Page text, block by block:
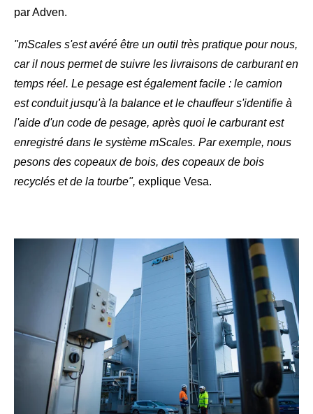
par Adven.
"mScales s'est avéré être un outil très pratique pour nous,
car il nous permet de suivre les livraisons de carburant en
temps réel. Le pesage est également facile : le camion
est conduit jusqu'à la balance et le chauffeur s'identifie à
l'aide d'un code de pesage, après quoi le carburant est
enregistré dans le système mScales. Par exemple, nous
pesons des copeaux de bois, des copeaux de bois
recyclés et de la tourbe", explique Vesa.